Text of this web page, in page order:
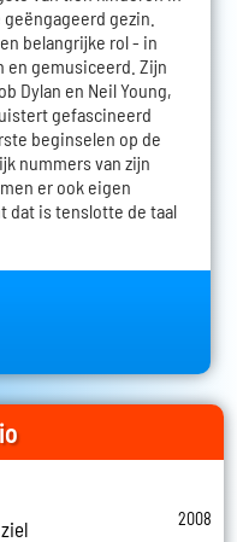
gezin.
belangrijke rol - in
en gemusiceerd. Zijn
Dylan en Neil Young,
gefascineerd
beginselen op de
nummers van zijn
er ook eigen
dat is tenslotte de taal
2008